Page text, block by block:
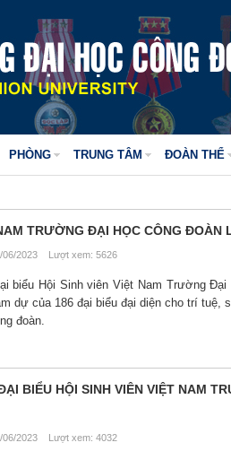
PHÒNG TRUNG TÂM ĐOÀN THỂ
TRƯỜNG ĐẠI HỌC CÔNG ĐOÀN
2023 Lượt xem: 5626
biểu Hội Sinh viên Việt Nam Trường
dự của 186 đại biểu đại diện cho trí tuệ,
đoàn.
BIỂU HỘI SINH VIÊN VIỆT NAM
2023 Lượt xem: 4032